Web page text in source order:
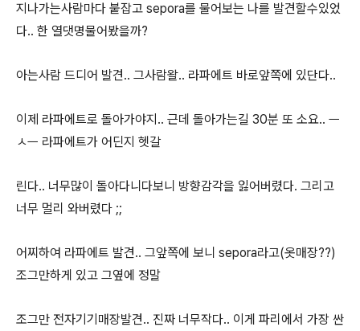
지나가는사람마다 붙잡고 sepora를 물어보는 나를 발견할수있었
다.. 한 열댓명물어봤을까?
아는사람 드디어 발견.. 그사람왈.. 라파에트 바로앞쪽에 있단다..
이제 라파에트로 돌아가야지.. 근데 돌아가는길 30분 또 소요.. ㅡ
ㅅㅡ 라파에트가 어딘지 헷갈
린다.. 너무많이 돌아다니다보니 방향감각을 잃어버렸다. 그리고
너무 멀리 와버렸다 ;;
어찌하여 라파에트 발견.. 그앞쪽에 보니 sepora라고(옷매장??)
조그만하게 있고 그옆에 정말
조그만 전자기기매장발견.. 진짜 너무작다.. 이게 파리에서 가장 싼